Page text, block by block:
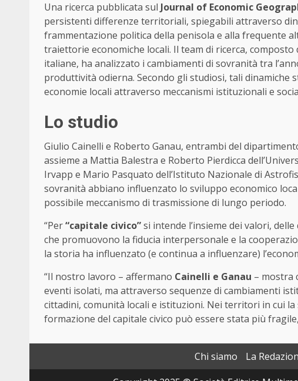
Una ricerca pubblicata sul Journal of Economic
persistenti differenze territoriali, spiegabili attraverso
frammentazione politica della penisola e alla frequente
traiettorie economiche locali. Il team di ricerca,
italiane, ha analizzato i cambiamenti di sovranità tra
produttività odierna. Secondo gli studiosi, tali dinamiche
economie locali attraverso meccanismi istituzionali e
Lo studio
Giulio Cainelli e Roberto Ganau, entrambi del
assieme a Mattia Balestra e Roberto Pierdicca
Irvapp e Mario Pasquato dell’Istituto Nazionale di
sovranità abbiano influenzato lo sviluppo economico
possibile meccanismo di trasmissione di lungo periodo.
“Per“capitale civico”si intende l’insieme dei valori,
che promuovono la fiducia interpersonale e la
la storia ha influenzato (e continua a influenzare)
“Il nostro lavoro – affermano Cainelli e Ganau – mostra
eventi isolati, ma attraverso sequenze di cambiamenti
cittadini, comunità locali e istituzioni. Nei territori in cui
formazione del capitale civico può essere stata più
Chi siamo La